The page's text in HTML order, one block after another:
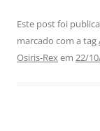
c
e
at
s
Este post foi
marcado com a tag
Osiris-Rexem 22/